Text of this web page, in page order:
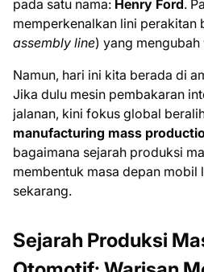
pada satu nama: Henry Ford.
memperkenalkan lini perakitan
assembly line) yang
Namun, hari ini kita berada di
Jika dulu mesin pembakaran
jalanan, kini fokus global
manufacturing mass
bagaimana sejarah produksi
membentuk masa depan mobil
sekarang.
Sejarah Produksi